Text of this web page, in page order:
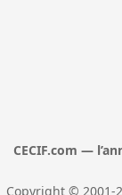
CECIF.com —
Copyright © 2001-